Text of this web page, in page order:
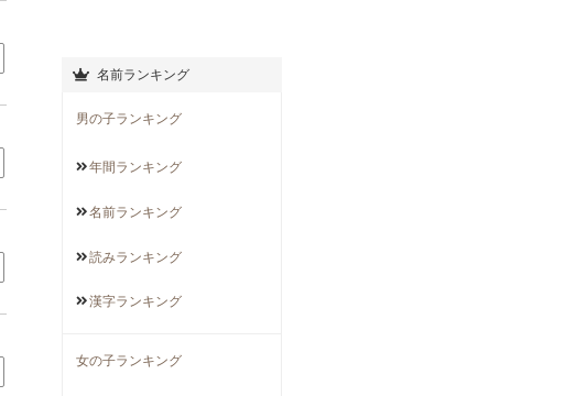
名前ランキング
男の子ランキング
年間 ランキング
名前ランキング
読みランキング
漢字ランキング
女の子ランキング